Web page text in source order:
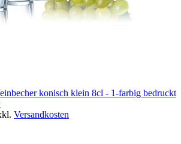
konisch klein 8cl - 1-farbig bedruckt
Versandkosten